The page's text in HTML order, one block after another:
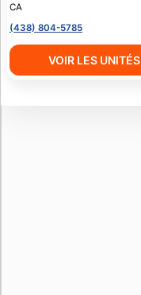
CA
(438) 804-5785
VOIR LES